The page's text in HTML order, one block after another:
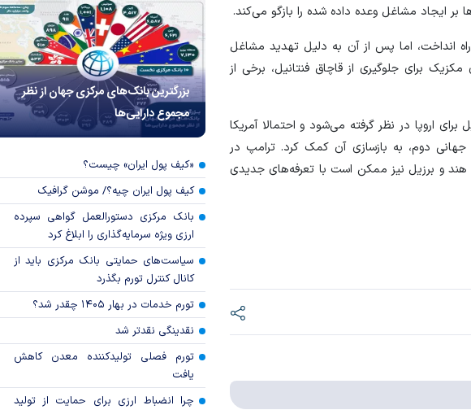
بر ایجاد مشاغل وعده داده شده را بازگو می‌کند.
انداخت، اما پس از آن به دلیل تهدید مشاغل
برای جلوگیری از قاچاق فنتانیل، برخی از
اروپا در نظر گرفته می‌شود و احتمالا آمریکا
دوم، به بازسازی آن کمک کرد. ترامپ در
و برزیل نیز ممکن است با تعرفه‌های جدیدی
بزرگترین بانک‌های مرکزی جهان از نظر
مجموع دارایی‌ها
«کیف پول ایران» چیست؟
کیف پول ایران چیه؟/ موشن گرافیک
بانک مرکزی دستورالعمل گواهی سپرده
ارزی ویژه سرمایه‌گذاری را ابلاغ کرد
سیاست‌های حمایتی بانک مرکزی باید از
کانال کنترل تورم بگذرد
تورم خدمات در بهار ۱۴۰۵ چقدر شد؟
نقدینگی نقدتر شد
تورم فصلی تولیدکننده معدن کاهش
یافت
چرا انضباط ارزی برای حمایت از تولید